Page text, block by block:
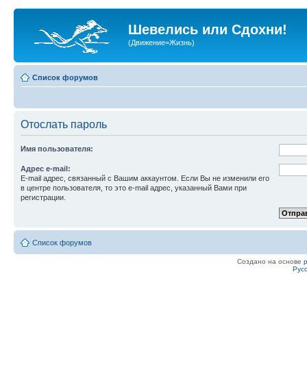
Шевелись или Сдохни!
(Движение=Жизнь)
Список форумов
Отослать пароль
Имя пользователя:
Адрес e-mail:
E-mail адрес, связанный с Вашим аккаунтом. Если Вы не изменили его
в центре пользователя, то это e-mail адрес, указанный Вами при
регистрации.
Список форумов
Создано на основе